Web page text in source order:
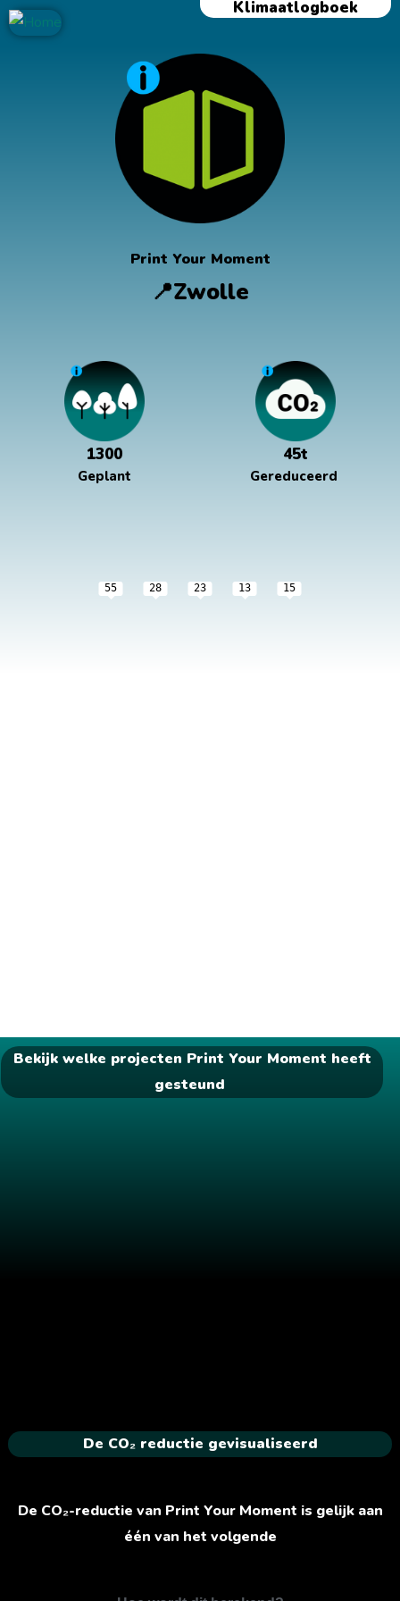
Ga
naar
Klimaatlogboek
Print Your Moment
📍Zwolle
1300
Geplant
45t
Gereduceerd
55 28 23 13 15
Bekijk welke projecten Print Your Moment heeft
gesteund
De CO₂ reductie gevisualiseerd
De CO₂-reductie van Print Your Moment is gelijk aan
één van het volgende